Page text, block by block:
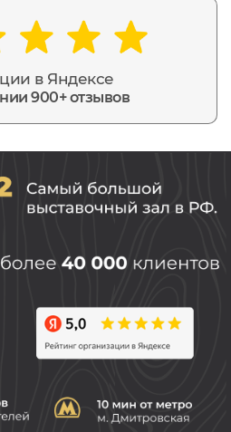
в Яндексе
900+ отзывов